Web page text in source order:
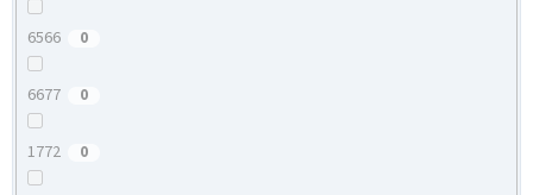
6566 0
6677 0
1772 0